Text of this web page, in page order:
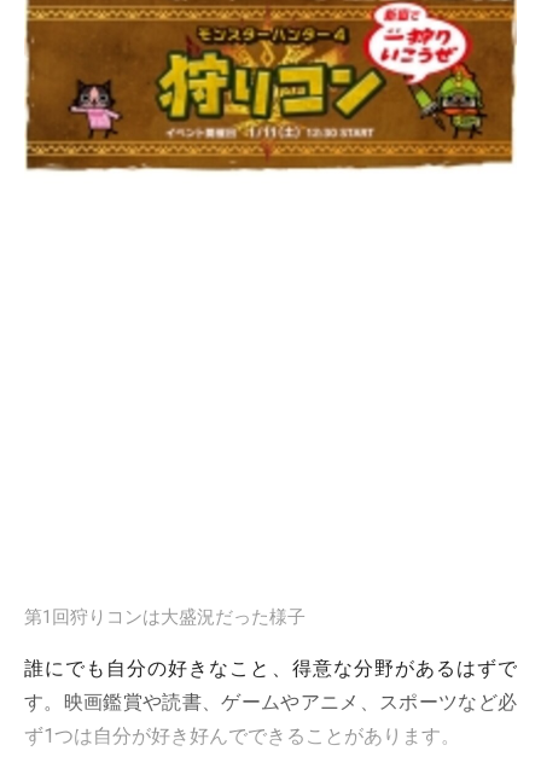
第1回狩りコンは大盛況だった様子
誰にでも自分の好きなこと、得意な分野があるはずで
す。映画鑑賞や読書、ゲームやアニメ、スポーツなど必
ず1つは自分が好き好んでできることがあります。